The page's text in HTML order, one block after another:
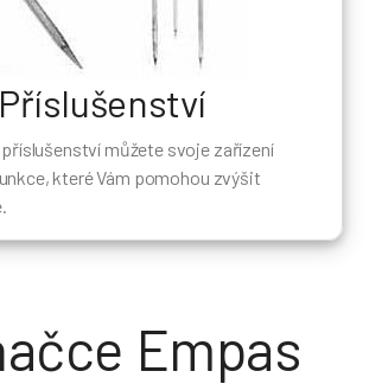
můžete svoje zařízení
které Vám pomohou zvýšit
Empas